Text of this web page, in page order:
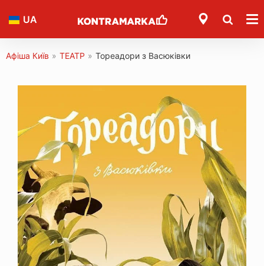
UA
Афіша Київ » ТЕАТР » Тореадори з Васюківки